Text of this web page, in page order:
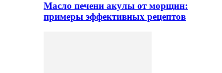
Масло печени акулы от морщин:
примеры эффективных рецептов